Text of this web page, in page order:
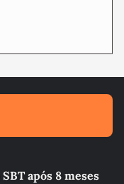
após 8 meses